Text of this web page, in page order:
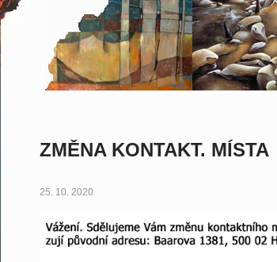
ZMĚNA KONTAKT. MÍSTA
25. 10. 2020